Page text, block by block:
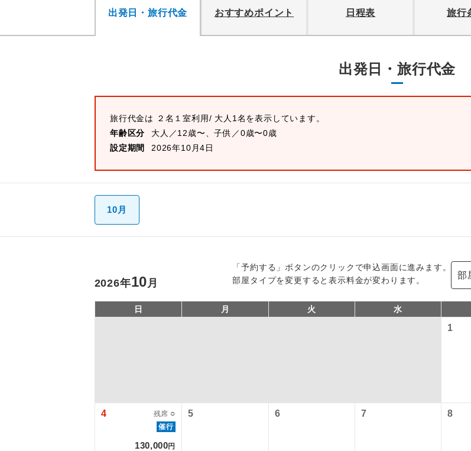
出発日・旅行代金 おすすめポイント 日程表 旅行
出発日・旅行代金
旅行代金は ２名１室利用/ 大人1名を表示しています。
年齢区分
大人／12歳〜、子供／0歳〜0歳
設定期間
2026年10月4日
10月
「予約する」ボタンのクリックで申込画面に進みます。
部屋タイプを変更すると表示料金が変わります。
部
2026年10 月
日 月 火 水
1
4 残席 ○
催行
130,000円
5 6 7 8